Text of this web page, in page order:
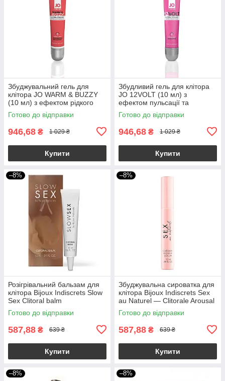
Збуджувальний гель для
клітора JO WARM & BUZZY
(10 мл) з ефектом рідкого
вібратора
Готово до відправки
946,68 ₴ 1 029 ₴
Купити
Збудливий гель для клітора
JO 12VOLT (10 мл) з
ефектом пульсації та
розігріву
Готово до відправки
946,68 ₴ 1 029 ₴
Купити
–8%
Розігрівальний бальзам для
клітора Bijoux Indiscrets Slow
Sex Clitoral balm
Готово до відправки
587,88 ₴ 639 ₴
Купити
–8%
Збуджувальна сироватка для
клітора Bijoux Indiscrets Sex
au Naturel — Clitorale Arousal
Serum
Готово до відправки
587,88 ₴ 639 ₴
Купити
–8% –8%